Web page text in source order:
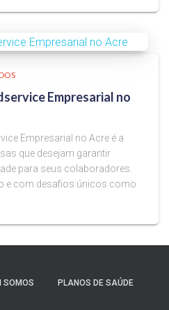
Empresarial no
Empresarial no Acre é a
que desejam garantir
para seus colaboradores.
e com desafios únicos como
SOMOS PLANOS DE SAÚDE